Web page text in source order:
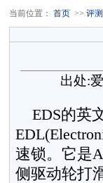
当前位置： 首页 >> 评测
出处:
EDS的英
速锁。它是
侧驱动轮打